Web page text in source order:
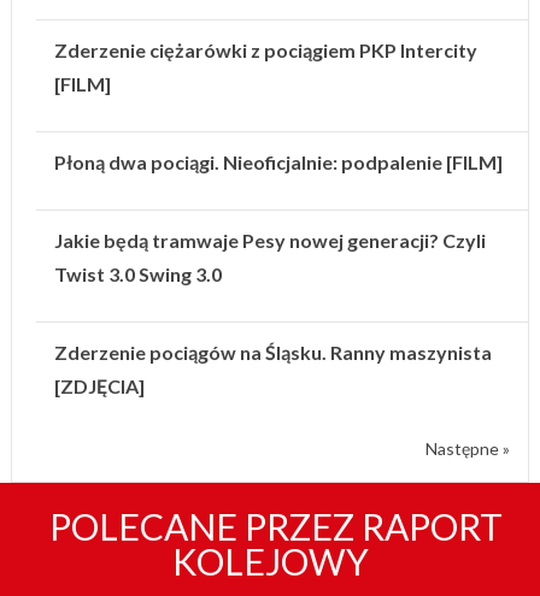
Zderzenie ciężarówki z pociągiem PKP Intercity
[FILM]
Płoną dwa pociągi. Nieoficjalnie: podpalenie [FILM]
Jakie będą tramwaje Pesy nowej generacji? Czyli
Twist 3.0 Swing 3.0
Zderzenie pociągów na Śląsku. Ranny maszynista
[ZDJĘCIA]
Następne »
POLECANE PRZEZ RAPORT
KOLEJOWY